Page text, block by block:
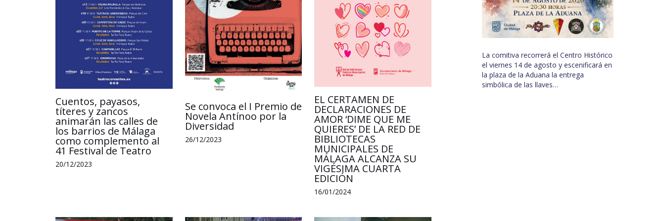
Cuentos, payasos,
títeres y zancos
animarán las calles de
los barrios de Málaga
como complemento al
41 Festival de Teatro
20/12/2023
Se convoca el I Premio de
Novela Antínoo por la
Diversidad
26/12/2023
EL CERTAMEN DE
DECLARACIONES DE
AMOR ‘DIME QUE ME
QUIERES’ DE LA RED DE
BIBLIOTECAS
MUNICIPALES DE
MÁLAGA ALCANZA SU
VIGÉSIMA CUARTA
EDICIÓN
16/01/2024
La comitiva recorrerá el Centro Histórico
el viernes 14 de agosto y escenificará en
la plaza de la Aduana la entrega
simbólica de las llaves…